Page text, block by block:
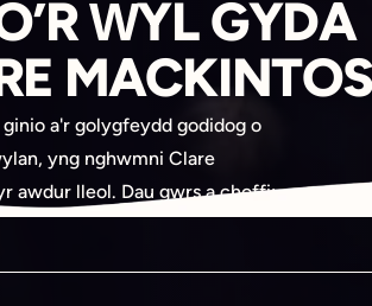
ŴYL GYDA
a'r golygfeydd godidog o
yng nghwmni Clare
awdur lleol. Dau gwrs a choffi: